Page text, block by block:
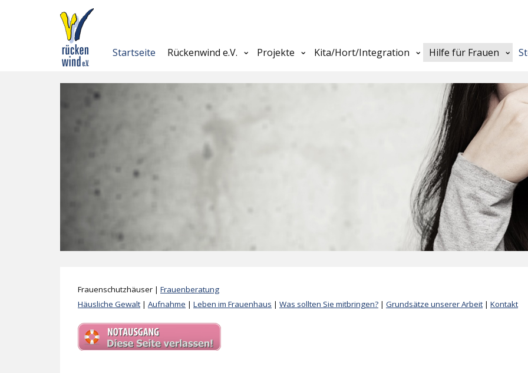
Startseite Rückenwind e.V. Projekte Kita/Hort/Integration Hilfe für Frauen
Frauenschutzhäuser | Frauenberatung
Häusliche Gewalt | Aufnahme | Leben im Frauenhaus | Was sollten Sie mitbringen? | Grundsätze unserer Arbeit | Kontakt